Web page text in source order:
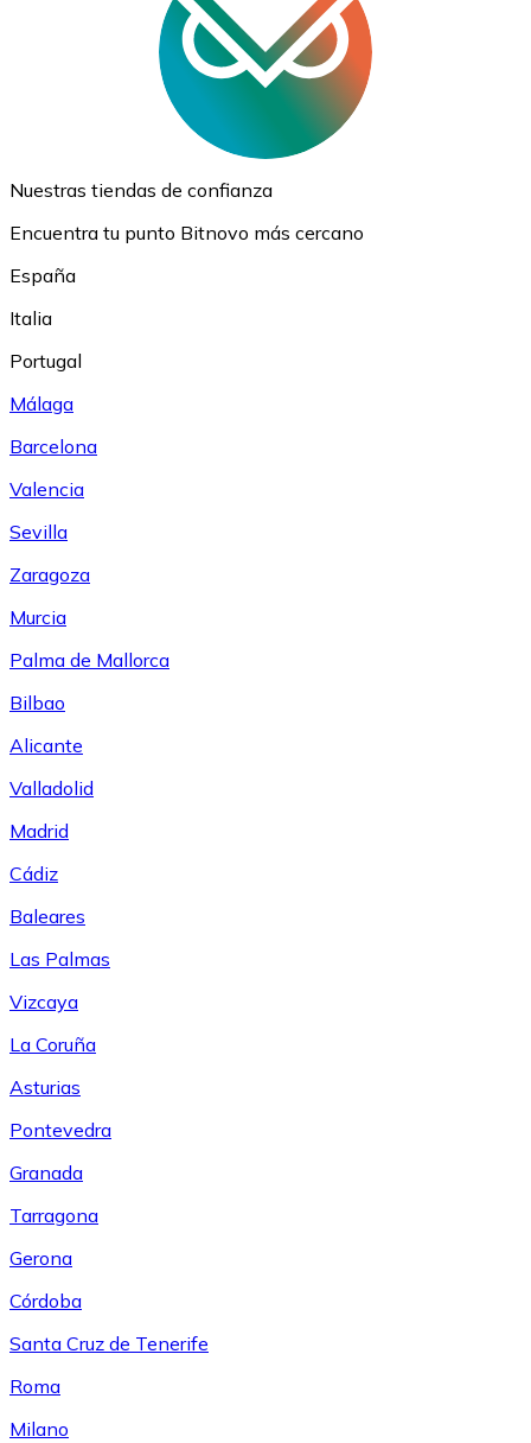
Nuestras tiendas de confianza
Encuentra tu punto Bitnovo más cercano
España
Italia
Portugal
Málaga
Barcelona
Valencia
Sevilla
Zaragoza
Murcia
Palma de Mallorca
Bilbao
Alicante
Valladolid
Madrid
Cádiz
Baleares
Las Palmas
Vizcaya
La Coruña
Asturias
Pontevedra
Granada
Tarragona
Gerona
Córdoba
Santa Cruz de Tenerife
Roma
Milano